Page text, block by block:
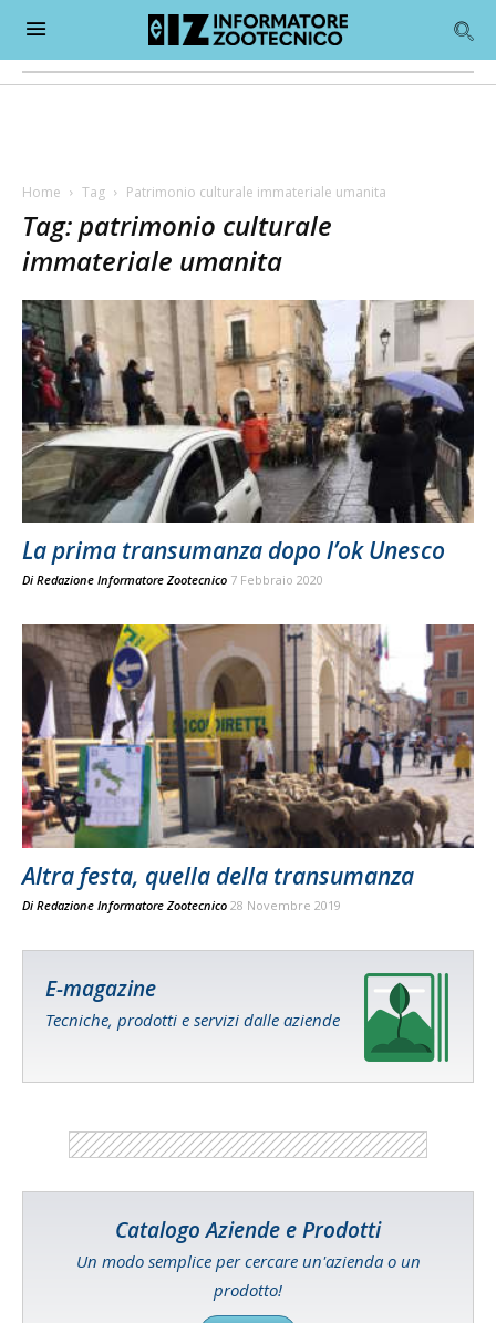
Home Tag Patrimonio culturale immateriale umanita
Tag: patrimonio culturale
immateriale umanita
La prima transumanza dopo l’ok Unesco
Di Redazione Informatore Zootecnico 7 Febbraio 2020
Altra festa, quella della transumanza
Di Redazione Informatore Zootecnico 28 Novembre 2019
E-magazine
Tecniche, prodotti e servizi dalle aziende
Catalogo Aziende e Prodotti
Un modo semplice per cercare un'azienda o un
prodotto!